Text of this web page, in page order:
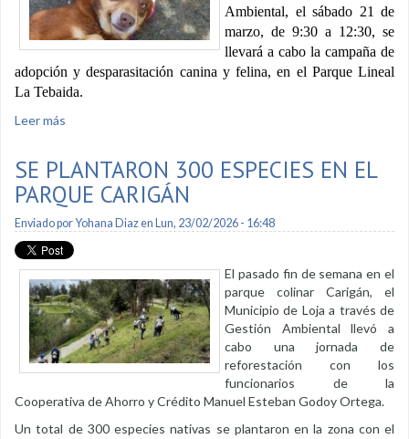
Ambiental, el sábado 21 de
marzo, de 9:30 a 12:30, se
llevará a cabo la campaña de
adopción y desparasitación canina y felina, en el Parque Lineal
La Tebaida.
Leer más
SE PLANTARON 300 ESPECIES EN EL
PARQUE CARIGÁN
Enviado porYohana Diazen Lun, 23/02/2026 - 16:48
El pasado fin de semana en el
parque colinar Carigán, el
Municipio de Loja a través de
Gestión Ambiental llevó a
cabo una jornada de
reforestación con los
funcionarios de la
Cooperativa de Ahorro y Crédito Manuel Esteban Godoy Ortega.
Un total de 300 especies nativas se plantaron en la zona con el